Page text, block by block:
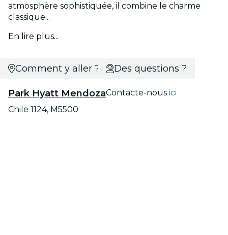
atmosphère sophistiquée, il combine le charme
classique...
En lire plus...
Comment y aller ?
Park Hyatt Mendoza
Chile 1124, M5500
Des questions ?
Contacte-nous ici